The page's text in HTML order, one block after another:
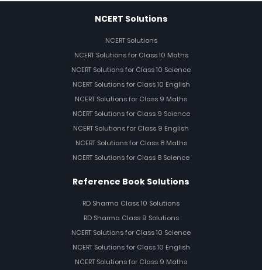
NCERT Solutions
NCERT Solutions
NCERT Solutions for Class 10 Maths
NCERT Solutions for Class 10 Science
NCERT Solutions for Class 10 English
NCERT Solutions for Class 9 Maths
NCERT Solutions for Class 9 Science
NCERT Solutions for Class 9 English
NCERT Solutions for Class 8 Maths
NCERT Solutions for Class 8 Science
Reference Book Solutions
RD Sharma Class 10 Solutions
RD Sharma Class 9 Solutions
NCERT Solutions for Class 10 Science
NCERT Solutions for Class 10 English
NCERT Solutions for Class 9 Maths